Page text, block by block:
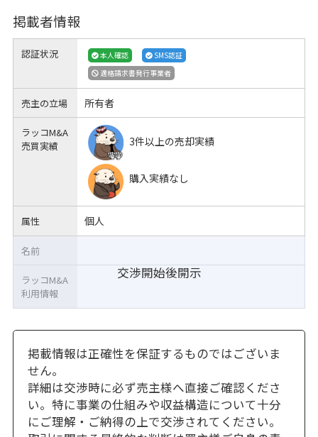
掲載者情報
認証状況 本人確認
SMS認証
適格請求書発行事業者
売主の立場 所有者
ラッコM&A
売買実績
3件以上の売却実績
購入実績なし
属性 個人
交渉開始後開示
名前
ラッコM&A
利用情報
掲載情報は正確性を保証するものではございま
せん。
詳細は交渉時に必ず売主様へ直接ご確認くださ
い。特に事業の仕組みや収益構造について十分
にご理解・ご納得の上で交渉されてください。